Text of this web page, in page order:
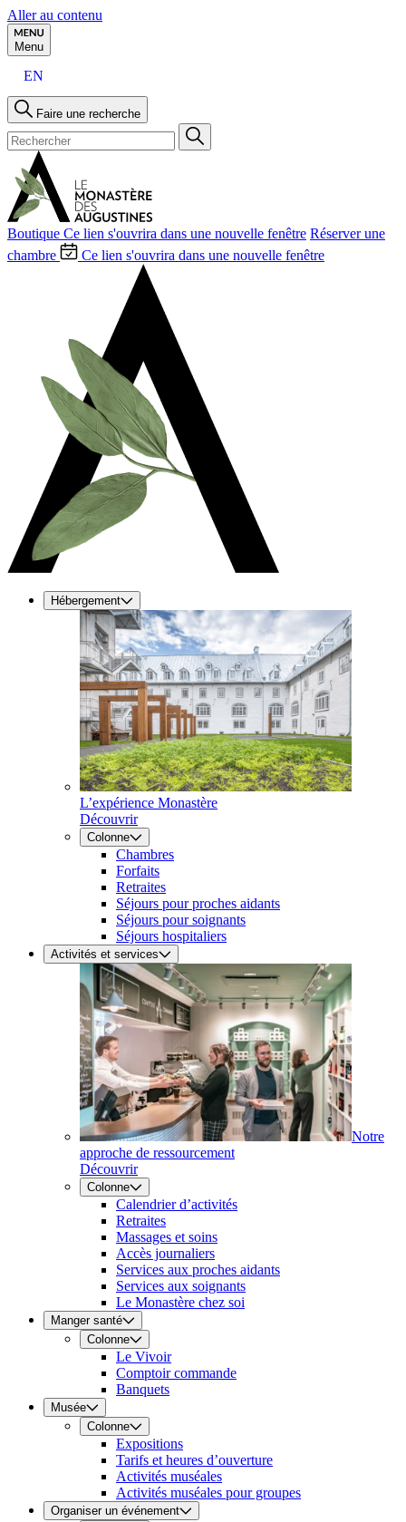
Aller au contenu
Menu
EN
Faire une recherche
Boutique Ce lien s'ouvrira dans une nouvelle fenêtre Réserver une
chambre
Ce lien s'ouvrira dans une nouvelle fenêtre
Hébergement
L’expérience Monastère
Découvrir
Colonne
Chambres
Forfaits
Retraites
Séjours pour proches aidants
Séjours pour soignants
Séjours hospitaliers
Activités et services
Notre
approche de ressourcement
Découvrir
Colonne
Calendrier d’activités
Retraites
Massages et soins
Accès journaliers
Services aux proches aidants
Services aux soignants
Le Monastère chez soi
Manger santé
Colonne
Le Vivoir
Comptoir commande
Banquets
Musée
Colonne
Expositions
Tarifs et heures d’ouverture
Activités muséales
Activités muséales pour groupes
Organiser un événement